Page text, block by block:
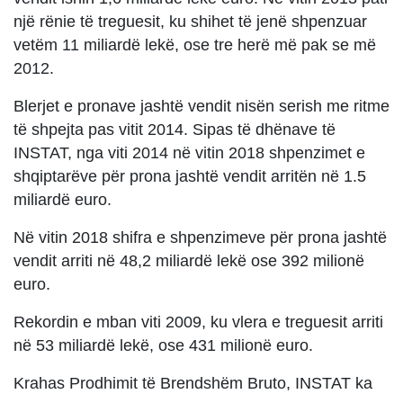
një rënie të treguesit, ku shihet të jenë shpenzuar
vetëm 11 miliardë lekë, ose tre herë më pak se më
2012.
Blerjet e pronave jashtë vendit nisën serish me ritme
të shpejta pas vitit 2014. Sipas të dhënave të
INSTAT, nga viti 2014 në vitin 2018 shpenzimet e
shqiptarëve për prona jashtë vendit arritën në 1.5
miliardë euro.
Në vitin 2018 shifra e shpenzimeve për prona jashtë
vendit arriti në 48,2 miliardë lekë ose 392 milionë
euro.
Rekordin e mban viti 2009, ku vlera e treguesit arriti
në 53 miliardë lekë, ose 431 milionë euro.
Krahas Prodhimit të Brendshëm Bruto, INSTAT ka